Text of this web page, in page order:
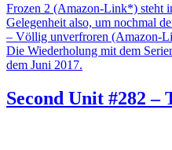
Frozen 2 (Amazon-Link*) steht
Gelegenheit also, um nochmal
– Völlig unverfroren (Amazon-
Die Wiederholung mit dem
dem Juni 2017.
Second Unit #282